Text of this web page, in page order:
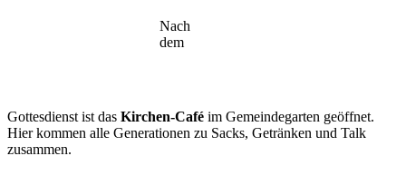
Nach
dem
Gottesdienst ist das Kirchen-Café im Gemeindegarten geöffnet.
Hier kommen alle Generationen zu Sacks, Getränken und Talk
zusammen.